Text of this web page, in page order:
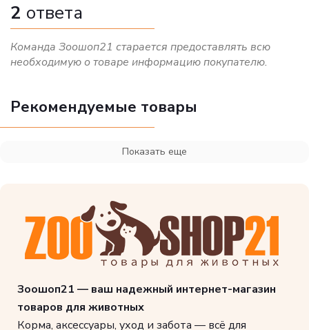
2 ответа
Команда Зоошоп21 старается предоставлять всю
необходимую о товаре информацию покупателю.
Рекомендуемые товары
Показать еще
Зоошоп21 — ваш надежный интернет-магазин
товаров для животных
Корма, аксессуары, уход и забота — всё для